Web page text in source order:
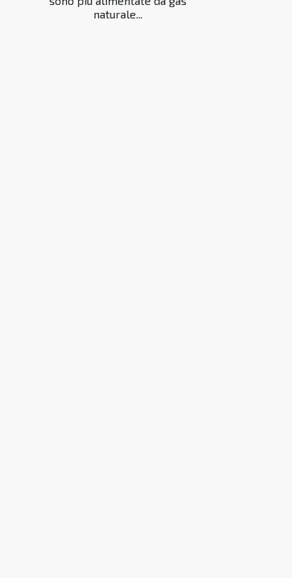
naturale...